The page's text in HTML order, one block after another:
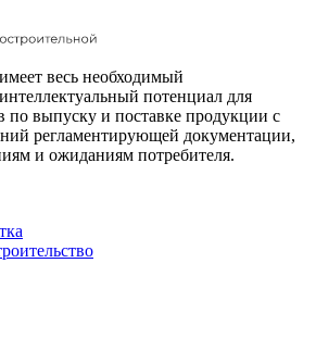
весь необходимый
потенциал для
по выпуску и поставке продукции с
регламентирующей документации,
и ожиданиям потребителя.